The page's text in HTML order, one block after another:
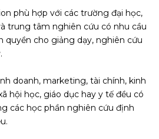
phù hợp với các trường đại học,
trung tâm nghiên cứu có nhu cầu
quyền cho giảng dạy, nghiên cứu
doanh, marketing, tài chính, kinh
hội học, giáo dục hay y tế đều có
các học phần nghiên cứu định